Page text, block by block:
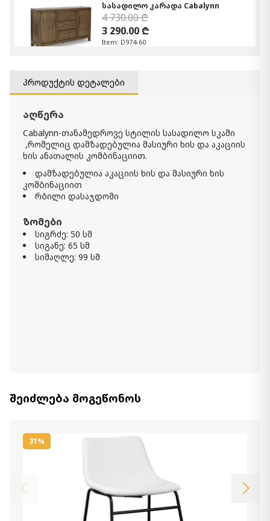
სასადილო კარადა Cabalynn
4 730.00 ₾
3 290.00 ₾
Item: D974-60
კომპლექტი Cabalynn S7
11 430.00 ₾
პროდუქტის დეტალები
აღწერა
Cabalynn-თანამედროვე სტილის სასადილო სკამი
,რომელიც დამზადებულია მასიური ხის და აკაციის
ხის ანათალის კომბინაციით.
დამზადებულია აკაციის ხის და მასიური ხის
კომბინაციით
რბილი დასაჯდომი
ზომები
სიგრძე: 50 სმ
სიგანე: 65 სმ
სიმაღლე: 99 სმ
შეიძლება მოგეწონოს
31%